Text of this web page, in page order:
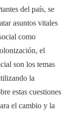
del país, se
asuntos vitales
como
el
son los temas
la
estas cuestiones
el cambio y la